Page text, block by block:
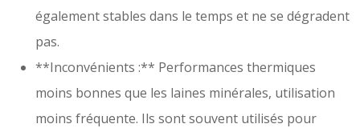
également stables dans le temps et ne se dégradent
pas.
**Inconvénients :** Performances thermiques
moins bonnes que les laines minérales, utilisation
moins fréquente. Ils sont souvent utilisés pour